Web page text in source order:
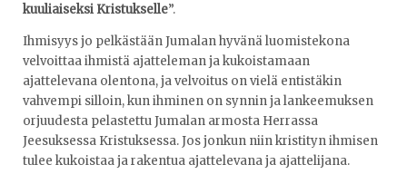
kuuliaiseksi Kristukselle”.
Ihmisyys jo pelkästään Jumalan hyvänä luomistekona
velvoittaa ihmistä ajatteleman ja kukoistamaan
ajattelevana olentona, ja velvoitus on vielä entistäkin
vahvempi silloin, kun ihminen on synnin ja lankeemuksen
orjuudesta pelastettu Jumalan armosta Herrassa
Jeesuksessa Kristuksessa. Jos jonkun niin kristityn ihmisen
tulee kukoistaa ja rakentua ajattelevana ja ajattelijana.